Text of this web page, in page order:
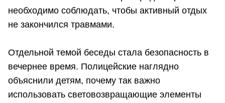
необходимо соблюдать, чтобы активный отдых
не закончился травмами.
Отдельной темой беседы стала безопасность в
вечернее время. Полицейские наглядно
объяснили детям, почему так важно
использовать световозвращающие элементы